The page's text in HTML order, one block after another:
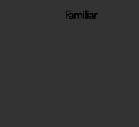
Familiar